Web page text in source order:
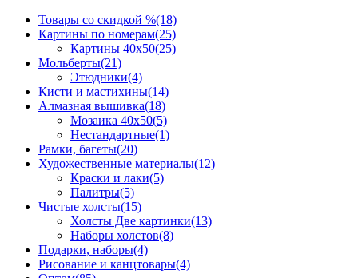
Товары со скидкой %(18)
Картины по номерам(25)
Картины 40x50(25)
Мольберты(21)
Этюдники(4)
Кисти и мастихины(14)
Алмазная вышивка(18)
Мозаика 40x50(5)
Нестандартные(1)
Рамки, багеты(20)
Художественные материалы(12)
Краски и лаки(5)
Палитры(5)
Чистые холсты(15)
Холсты Две картинки(13)
Наборы холстов(8)
Подарки, наборы(4)
Рисование и канцтовары(4)